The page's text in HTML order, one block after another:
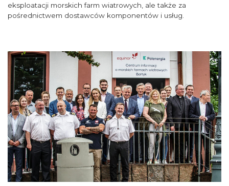
eksploatacji morskich farm wiatrowych, ale także za
pośrednictwem dostawców komponentów i usług.